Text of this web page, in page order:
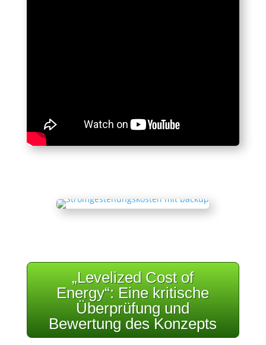
„Levelized Cost of
Energy“: Eine kritische
Überprüfung und
Bewertung des Konzepts